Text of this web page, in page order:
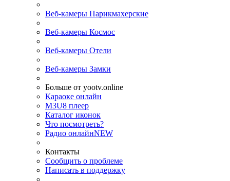
Веб-камеры Парикмахерские
Веб-камеры Космос
Веб-камеры Отели
Веб-камеры Замки
Больше от yootv.online
Караоке онлайн
M3U8 плеер
Каталог иконок
Что посмотреть?
Радио онлайнNEW
Контакты
Сообщить о проблеме
Написать в поддержку